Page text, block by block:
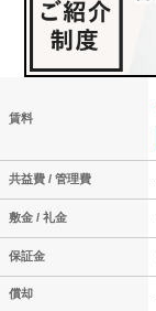
賃料
共益費 / 管理費
敷金 / 礼金
保証金
償却